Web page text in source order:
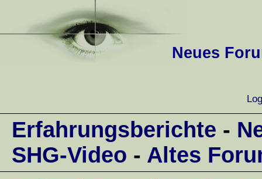
Neues
Erfahrungsberichte -
SHG-Video - Altes